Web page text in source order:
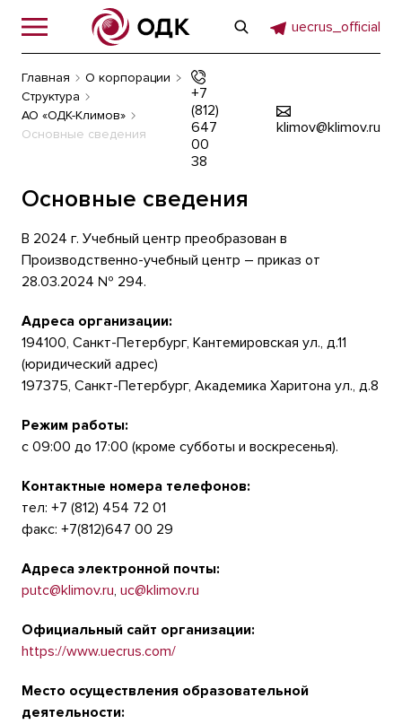
uecrus_official
Главная
О корпорации
Структура
АО «ОДК-Климов»
Основные сведения
+7
(812)
647
00
38
klimov@klimov.ru
Основные сведения
В 2024 г. Учебный центр преобразован в
Производственно-учебный центр – приказ от
28.03.2024 № 294.
Адреса организации:
194100, Санкт-Петербург, Кантемировская ул., д.11
(юридический адрес)
197375, Санкт-Петербург, Академика Харитона ул., д.8
Режим работы:
с 09:00 до 17:00 (кроме субботы и воскресенья).
Контактные номера телефонов:
тел: +7 (812) 454 72 01
факс: +7(812)647 00 29
Адреса электронной почты:
putc@klimov.ru, uc@klimov.ru
Официальный сайт организации:
https://www.uecrus.com/
Место осуществления образовательной
деятельности: